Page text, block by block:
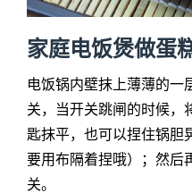
家庭电饭煲做蛋
电饭锅内壁抹上薄薄的一
关，当开关跳闸的时候，
匙抹平，也可以捏住锅胆
要用布隔着捏哦）；然后
关。